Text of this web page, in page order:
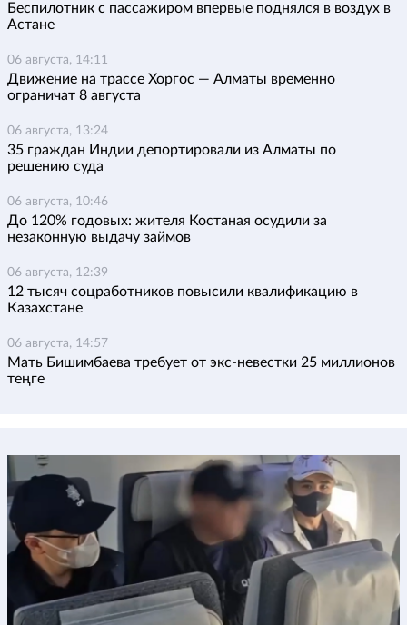
Беспилотник с пассажиром впервые поднялся в воздух в
Астане
06 августа, 14:11
Движение на трассе Хоргос — Алматы временно
ограничат 8 августа
06 августа, 13:24
35 граждан Индии депортировали из Алматы по
решению суда
06 августа, 10:46
До 120% годовых: жителя Костаная осудили за
незаконную выдачу займов
06 августа, 12:39
12 тысяч соцработников повысили квалификацию в
Казахстане
06 августа, 14:57
Мать Бишимбаева требует от экс-невестки 25 миллионов
теңге